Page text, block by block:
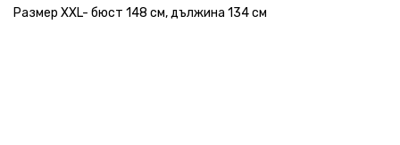
Размер XXL- бюст 148 см, дължина 134 см